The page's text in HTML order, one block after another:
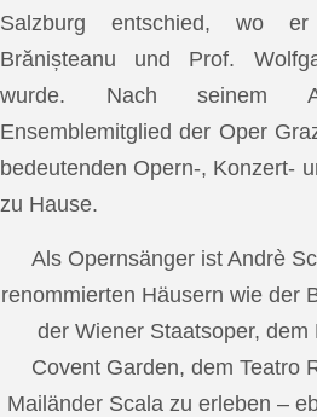
Salzburg entschied, wo
Brănișteanu und Prof.
wurde. Nach seinem
Ensemblemitglied der Oper
bedeutenden Opern-, Konzert-
zu Hause.
Als Opernsänger ist Andrè
renommierten Häusern wie der
der Wiener Staatsoper,
Covent Garden, dem Teatro
Mailänder Scala zu erleben –